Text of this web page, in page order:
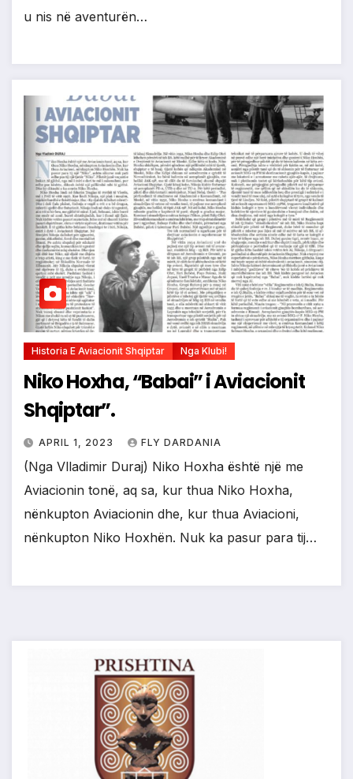
u nis në aventurën…
Historia E Aviacionit Shqiptar Nga Klubi!
Niko Hoxha, “Babai” i Aviacionit
Shqiptar”.
APRIL 1, 2023 FLY DARDANIA
(Nga Vlladimir Duraj) Niko Hoxha është një me
Aviacionin tonë, aq sa, kur thua Niko Hoxha,
nënkupton Aviacionin dhe, kur thua Aviacioni,
nënkupton Niko Hoxhën. Nuk ka pasur para tij…